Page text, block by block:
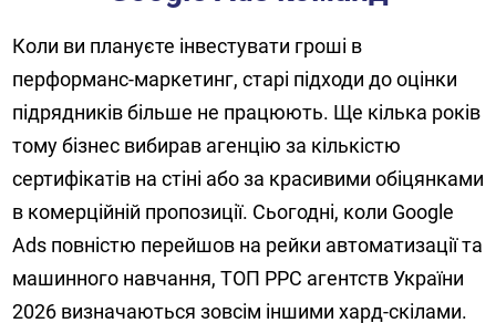
Коли ви плануєте інвестувати гроші в
перформанс-маркетинг, старі підходи до оцінки
підрядників більше не працюють. Ще кілька років
тому бізнес вибирав агенцію за кількістю
сертифікатів на стіні або за красивими обіцянками
в комерційній пропозиції. Сьогодні, коли Google
Ads повністю перейшов на рейки автоматизації та
машинного навчання, ТОП PPC агентств України
2026 визначаються зовсім іншими хард-скілами.